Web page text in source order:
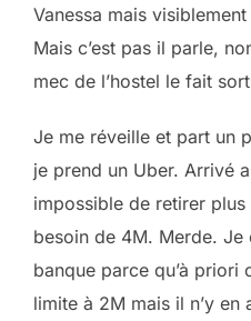
Vanessa mais
Mais c’est pas il parle,
mec de l’hostel le fait
Je me réveille et part un
je prend un Uber. Arrivé
impossible de retirer plus
besoin de 4M. Merde. Je
banque parce qu’à priori
limite à 2M mais il n’y en